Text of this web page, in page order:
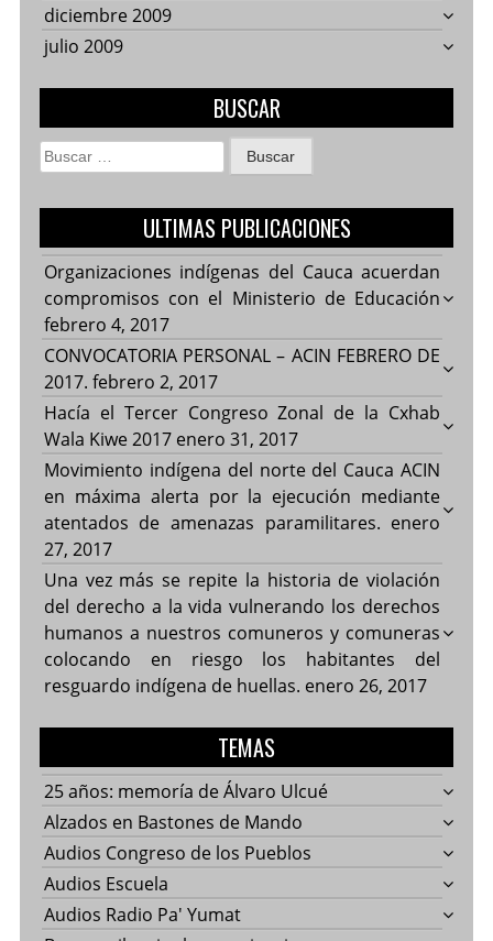
diciembre 2009
julio 2009
BUSCAR
Buscar:
ULTIMAS PUBLICACIONES
Organizaciones indígenas del Cauca acuerdan
compromisos con el Ministerio de Educación
febrero 4, 2017
CONVOCATORIA PERSONAL – ACIN FEBRERO DE
2017. febrero 2, 2017
Hacía el Tercer Congreso Zonal de la Cxhab
Wala Kiwe 2017 enero 31, 2017
Movimiento indígena del norte del Cauca ACIN
en máxima alerta por la ejecución mediante
atentados de amenazas paramilitares. enero
27, 2017
Una vez más se repite la historia de violación
del derecho a la vida vulnerando los derechos
humanos a nuestros comuneros y comuneras
colocando en riesgo los habitantes del
resguardo indígena de huellas. enero 26, 2017
TEMAS
25 años: memoría de Álvaro Ulcué
Alzados en Bastones de Mando
Audios Congreso de los Pueblos
Audios Escuela
Audios Radio Pa' Yumat